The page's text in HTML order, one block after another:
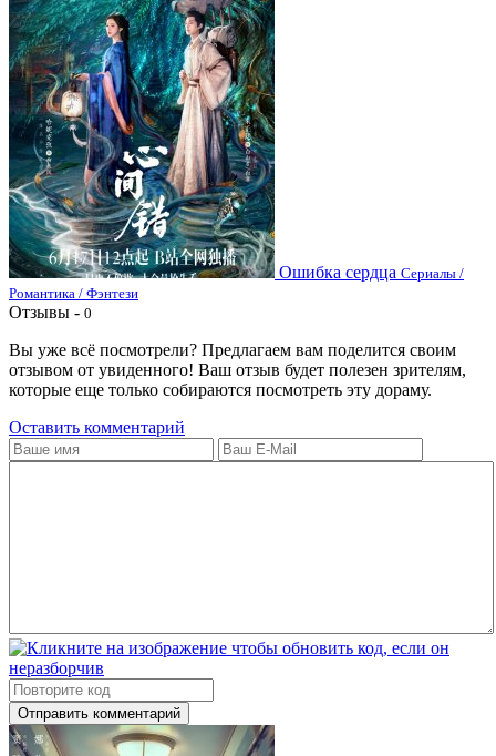
Ошибка сердца Сериалы /
Романтика / Фэнтези
Отзывы - 0
Вы уже всё посмотрели? Предлагаем вам поделится своим
отзывом от увиденного! Ваш отзыв будет полезен зрителям,
которые еще только собираются посмотреть эту дораму.
Оставить комментарий
Отправить комментарий